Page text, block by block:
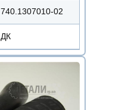
740.1307010-02
ДК